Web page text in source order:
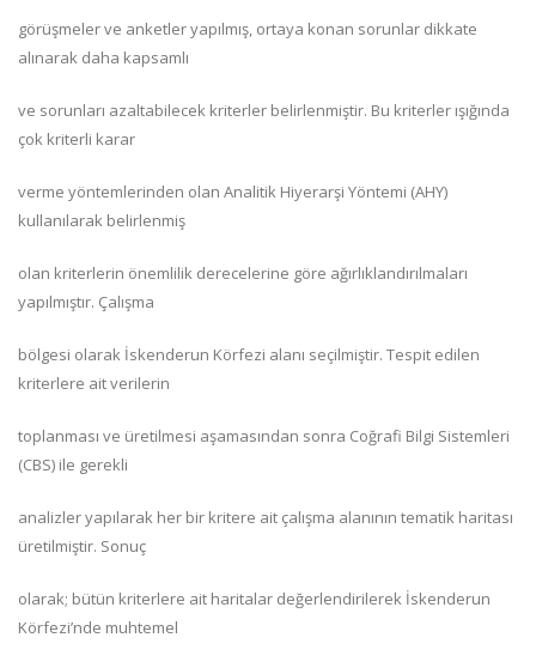
görüşmeler ve anketler yapılmış, ortaya konan sorunlar dikkate
alınarak daha kapsamlı
ve sorunları azaltabilecek kriterler belirlenmiştir. Bu kriterler ışığında
çok kriterli karar
verme yöntemlerinden olan Analitik Hiyerarşi Yöntemi (AHY)
kullanılarak belirlenmiş
olan kriterlerin önemlilik derecelerine göre ağırlıklandırılmaları
yapılmıştır. Çalışma
bölgesi olarak İskenderun Körfezi alanı seçilmiştir. Tespit edilen
kriterlere ait verilerin
toplanması ve üretilmesi aşamasından sonra Coğrafi Bilgi Sistemleri
(CBS) ile gerekli
analizler yapılarak her bir kritere ait çalışma alanının tematik haritası
üretilmiştir. Sonuç
olarak; bütün kriterlere ait haritalar değerlendirilerek İskenderun
Körfezi’nde muhtemel